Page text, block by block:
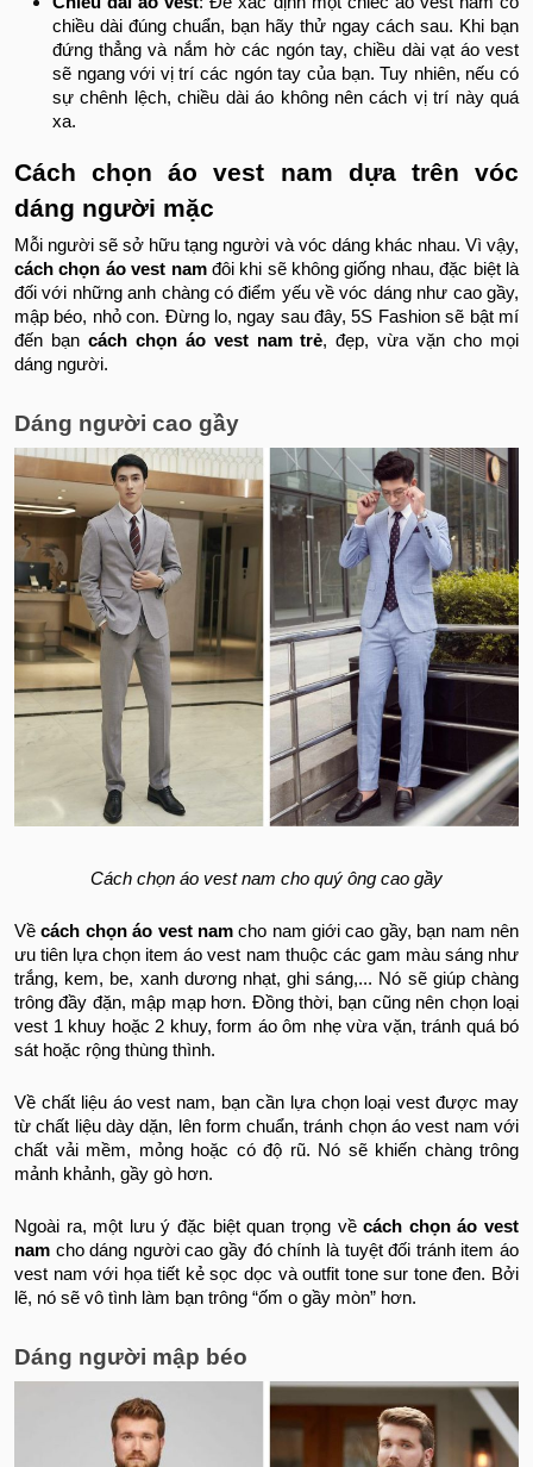
chiều dài đúng chuẩn, bạn hãy thử ngay cách sau. Khi bạn
đứng thẳng và nắm hờ các ngón tay, chiều dài vạt áo vest
sẽ ngang với vị trí các ngón tay của bạn. Tuy nhiên, nếu có
sự chênh lệch, chiều dài áo không nên cách vị trí này quá
xa.
Cách chọn áo vest nam dựa trên vóc
dáng người mặc
Mỗi người sẽ sở hữu tạng người và vóc dáng khác nhau. Vì vậy,
cách chọn áo vest namđôi khi sẽ không giống nhau, đặc biệt là
đối với những anh chàng có điểm yếu về vóc dáng như cao gầy,
mập béo, nhỏ con. Đừng lo, ngay sau đây, 5S Fashion sẽ bật mí
đến bạn cách chọn áo vest nam trẻ, đẹp, vừa vặn cho mọi
dáng người.
Dáng người cao gầy
Cách chọn áo vest nam cho quý ông cao gầy
Vềcách chọn áo vest namcho nam giới cao gầy, bạn nam nên
ưu tiên lựa chọn item áo vest nam thuộc các gam màu sáng như
trắng, kem, be, xanh dương nhạt, ghi sáng,... Nó sẽ giúp chàng
trông đầy đặn, mập mạp hơn. Đồng thời, bạn cũng nên chọn loại
vest 1 khuy hoặc 2 khuy, form áo ôm nhẹ vừa vặn, tránh quá bó
sát hoặc rộng thùng thình.
Về chất liệu áo vest nam, bạn cần lựa chọn loại vest được may
từ chất liệu dày dặn, lên form chuẩn, tránh chọn áo vest nam với
chất vải mềm, mỏng hoặc có độ rũ. Nó sẽ khiến chàng trông
mảnh khảnh, gầy gò hơn.
Ngoài ra, một lưu ý đặc biệt quan trọng vềcách chọn áo vest
nam cho dáng người cao gầy đó chính là tuyệt đối tránh item áo
vest nam với họa tiết kẻ sọc dọc và outfit tone sur tone đen. Bởi
lẽ, nó sẽ vô tình làm bạn trông “ốm o gầy mòn” hơn.
Dáng người mập béo